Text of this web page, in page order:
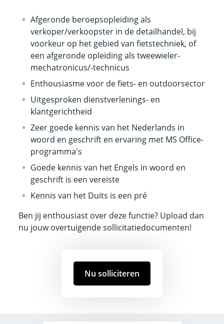
Afgeronde beroepsopleiding als
verkoper/verkoopster in de detailhandel, bij
voorkeur op het gebied van fietstechniek, of
een afgeronde opleiding als tweewieler-
mechatronicus/-technicus
Enthousiasme voor de fiets- en outdoorsector
Uitgesproken dienstverlenings- en
klantgerichtheid
Zeer goede kennis van het Nederlands in
woord en geschrift en ervaring met MS Office-
programma's
Goede kennis van het Engels in woord en
geschrift is een vereiste
Kennis van het Duits is een pré
Ben jij enthousiast over deze functie? Upload dan
nu jouw overtuigende sollicitatiedocumenten!
Nu solliciteren